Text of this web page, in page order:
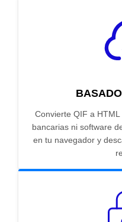
Convierte QIF a
bancarias ni software
en tu navegador y